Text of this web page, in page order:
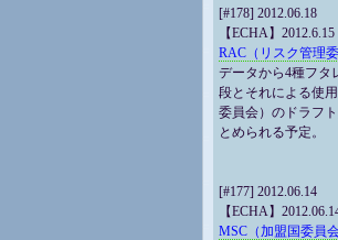
[#178] 2012.06.18
【ECHA】2012.6.15
RAC（リスク管理
データから4種フタ
段とそれによる使
委員会）のドラフ
とめられる予定。
[#177] 2012.06.14
【ECHA】
MSC（加盟国委員